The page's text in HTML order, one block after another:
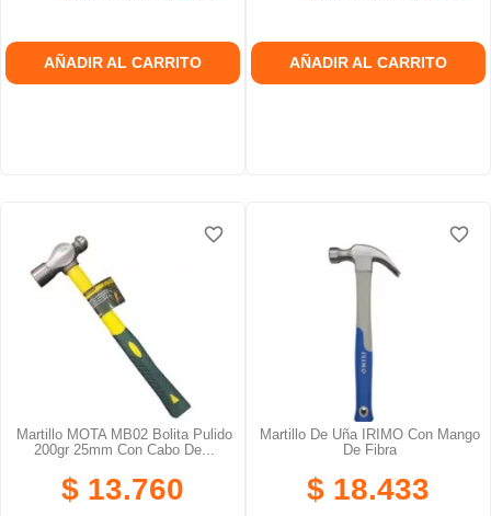
AÑADIR AL CARRITO AÑADIR AL CARRITO
Martillo MOTA MB02 Bolita Pulido
200gr 25mm Con Cabo De...
$ 13.760
favorite_border
favorite_border
Martillo De Uña IRIMO Con Mango
De Fibra
$ 18.433
favorite_border
favorite_border